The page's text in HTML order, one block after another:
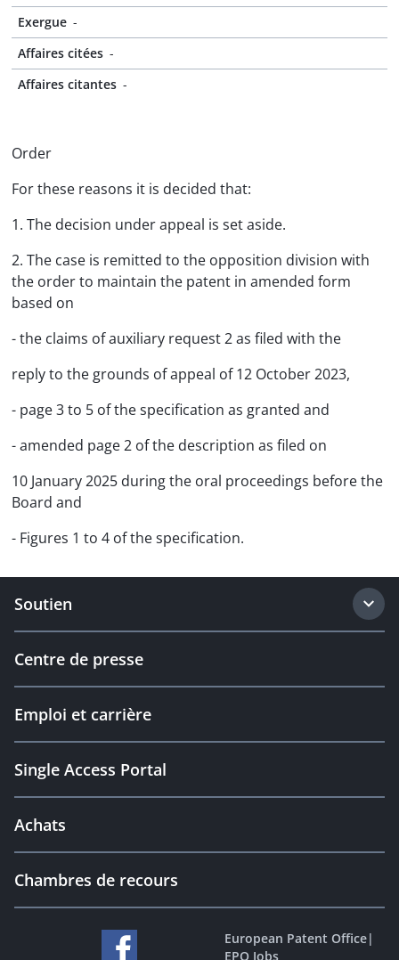
Exergue -
Affaires citées -
Affaires citantes -
Order
For these reasons it is decided that:
1. The decision under appeal is set aside.
2. The case is remitted to the opposition division with
the order to maintain the patent in amended form
based on
- the claims of auxiliary request 2 as filed with the
reply to the grounds of appeal of 12 October 2023,
- page 3 to 5 of the specification as granted and
- amended page 2 of the description as filed on
10 January 2025 during the oral proceedings before the
Board and
- Figures 1 to 4 of the specification.
Soutien
Centre de presse
Emploi et carrière
Single Access Portal
Achats
Chambres de recours
European Patent Office|
EPO Jobs